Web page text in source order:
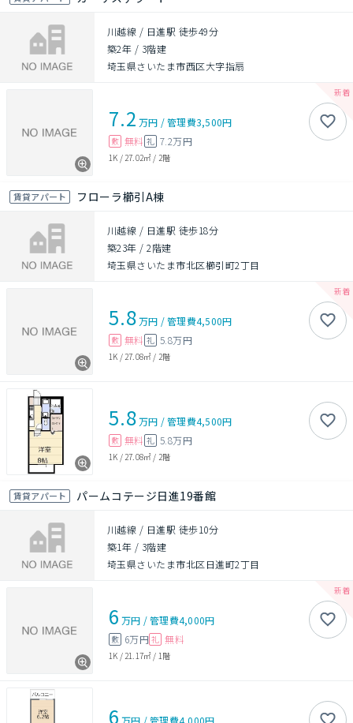
川越線 / 日進駅 徒歩49分
築2年 / 3階建
埼玉県さいたま市西区大字指扇
7.2 万円 /管理費3,500円
敷 無料 礼 7.2万円
1K / 27.02㎡ / 2階
賃貸アパート フローラ櫛引A棟
川越線 / 日進駅 徒歩18分
築23年 /2階建
埼玉県さいたま市北区櫛引町2丁目
5.8万円 /管理費4,500円
敷 無料 礼 5.8万円
1K / 27.08㎡ / 2階
5.8万円 /管理費4,500円
敷 無料 礼 5.8万円
1K / 27.08㎡ / 2階
賃貸アパート パームコテージ日進19番館
川越線 / 日進駅 徒歩10分
築1年 / 3階建
埼玉県さいたま市北区日進町2丁目
6 万円 /管理費4,000円
敷 6万円 礼 無料
1K / 21.17㎡ / 1階
6 万円 /管理費4,000円